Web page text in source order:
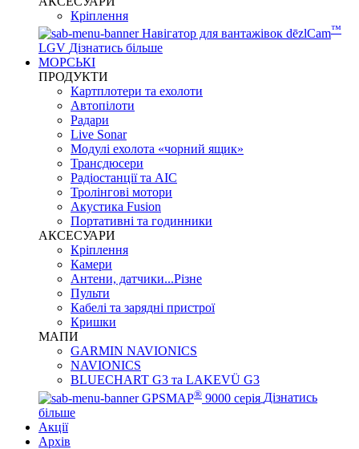
Кріплення
Навігатор для вантажівок dēzlCam™
LGV Дізнатись більше
МОРСЬКІ
ПРОДУКТИ
Картплотери та ехолоти
Автопілоти
Радари
Live Sonar
Модулі ехолота «чорний ящик»
Трансдюсери
Радіостанції та АІС
Тролінгові мотори
Акустика Fusion
Портативні та годинники
АКСЕСУАРИ
Кріплення
Камери
Антени, датчики...Різне
Пульти
Кабелі та зарядні пристрої
Кришки
МАПИ
GARMIN NAVIONICS
NAVIONICS
BLUECHART G3 та LAKEVÜ G3
GPSMAP® 9000 серія Дізнатись
більше
Акції
Архів